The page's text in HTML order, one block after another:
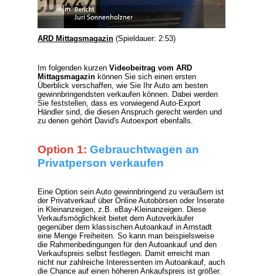
ARD Mittagsmagazin (Spieldauer: 2:53)
Im folgenden kurzen Videobeitrag vom ARD
Mittagsmagazin können Sie sich einen ersten
Überblick verschaffen, wie Sie Ihr Auto am besten
gewinnbringendsten verkaufen können. Dabei werden
Sie feststellen, dass es vorwiegend Auto-Export
Händlersind, die diesen Anspruch gerecht werden und
zu denen gehört David's Autoexport ebenfalls.
Option 1: Gebrauchtwagen an
Privatperson verkaufen
Eine Option sein Auto gewinnbringend zu veräußern ist
der Privatverkauf über Online Autobörsen oder Inserate
in Kleinanzeigen, z.B. eBay-Kleinanzeigen. Diese
Verkaufsmöglichkeit bietet dem Autoverkäufer
gegenüber dem klassischen Autoankauf in Arnstadt
eine Menge Freiheiten. So kann man beispielsweise
die Rahmenbedingungen für den Autoankauf und den
Verkaufspreis selbst festlegen. Damit erreicht man
nicht nur zahlreiche Interessenten im Autoankauf, auch
die Chance auf einen höheren Ankaufspreis ist größer.